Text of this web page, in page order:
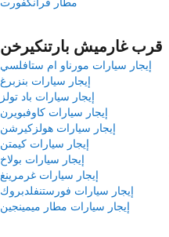
قرب غارميش بارتنكيرخن
إيجار سيارات مورناو ام ستافلسي
إيجار سيارات بنزبرغ
إيجار سيارات باد تولز
إيجار سيارات كاوفبويرن
إيجار سيارات هولزكيرشن
إيجار سيارات كيمتن
إيجار سيارات بولاخ
إيجار سيارات غرمرينغ
إيجار سيارات فورستنفلدبروك
إيجار سيارات مطار ميمينجين